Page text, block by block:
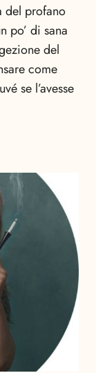
del profano
po’ di sana
del
come
se l’avesse